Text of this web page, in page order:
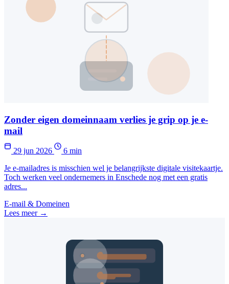
Zonder eigen domeinnaam verlies je grip op je e-
mail
29 jun 2026
6 min
Je e-mailadres is misschien wel je belangrijkste digitale visitekaartje.
Toch werken veel ondernemers in Enschede nog met een gratis
adres...
E-mail & Domeinen
Lees meer →